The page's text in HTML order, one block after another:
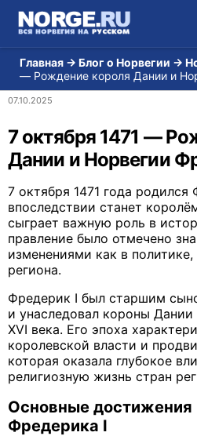
Главная → Блог о Норвегии →
— Рождение короля Дании и
07.10.2025
7 октября 1471 —
Дании и Норвегии
7 октября 1471 года
впоследствии станет
сыграет важную роль в
правление было отмечено
изменениями как в политике,
региона.
Фредерик I был старшим
и унаследовал короны
XVI века. Его эпоха
королевской власти и
которая оказала глубокое
религиозную жизнь стран
Основные достижения
Фредерика I